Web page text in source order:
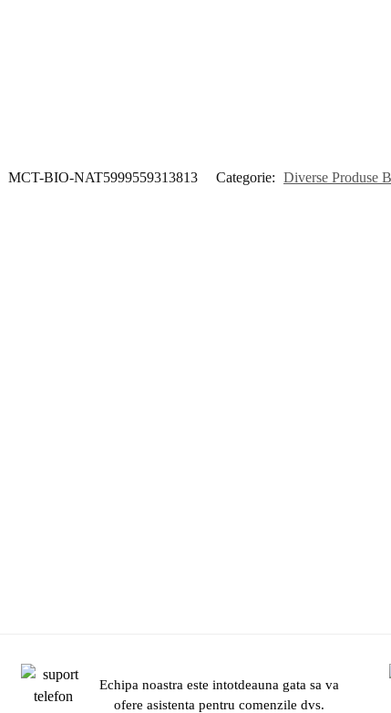
MCT-BIO-NAT5999559313813 Categorie: Diverse Produse
Echipa noastra este intotdeauna gata sa va
ofere asistenta pentru comenzile dvs.